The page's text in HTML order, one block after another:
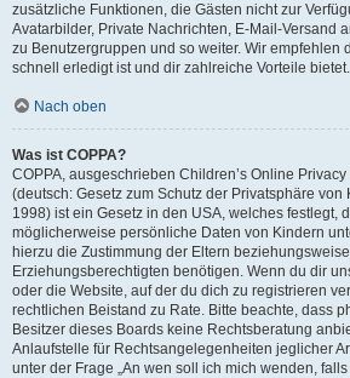
zusätzliche Funktionen, die Gästen nicht zur
Avatarbilder, Private Nachrichten, E-Mail-Versand
zu Benutzergruppen und so weiter. Wir empfehlen
schnell erledigt ist und dir zahlreiche Vorteile bietet.
Nach oben
Was ist COPPA?
COPPA, ausgeschrieben Children’s Online
(deutsch: Gesetz zum Schutz der Privatsphäre von
1998) ist ein Gesetz in den USA, welches festlegt,
möglicherweise persönliche Daten von Kindern
hierzu die Zustimmung der Eltern
Erziehungsberechtigten benötigen. Wenn du dir
oder die Website, auf der du dich zu registrieren
rechtlichen Beistand zu Rate. Bitte beachte, dass
Besitzer dieses Boards keine Rechtsberatung
Anlaufstelle für Rechtsangelegenheiten jeglicher
unter der Frage „An wen soll ich mich wenden,